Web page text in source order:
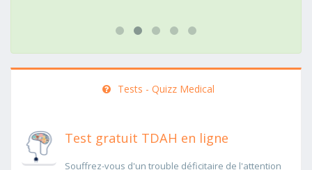
Tests - Quizz Medical
Test gratuit TDAH en ligne
Souffrez-vous d'un trouble déficitaire de l'attention